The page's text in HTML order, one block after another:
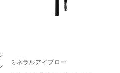
ブローマスカラをすると眉毛に統
ミネラルアイブロー